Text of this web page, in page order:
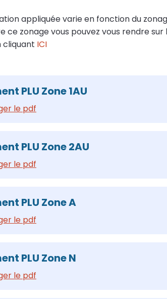
appliquée varie en fonction du
ce zonage vous pouvez vous rendre
cliquant ICI
PLU Zone 1AU
le pdf
PLU Zone 2AU
le pdf
PLU Zone A
le pdf
PLU Zone N
le pdf